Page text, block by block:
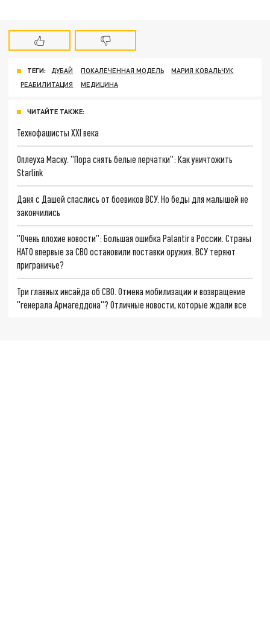
ТЕГИ: ДУБАЙ ПОКАЛЕЧЕННАЯ МОДЕЛЬ
МАРИЯ КОВАЛЬЧУК
РЕАБИЛИТАЦИЯ
МЕДИЦИНА
ЧИТАЙТЕ ТАКЖЕ:
Технофашисты XXI века
Оплеуха Маску. "Пора снять белые перчатки": Как уничтожить
Starlink
Даня с Дашей спаслись от боевиков ВСУ. Но беды для малышей не
закончились
"Очень плохие новости": Большая ошибка Palantir в России. Страны
НАТО впервые за СВО остановили поставки оружия. ВСУ теряют
приграничье?
Три главных инсайда об СВО. Отмена мобилизации и возвращение
"генерала Армагеддона"? Отличные новости, которые ждали все